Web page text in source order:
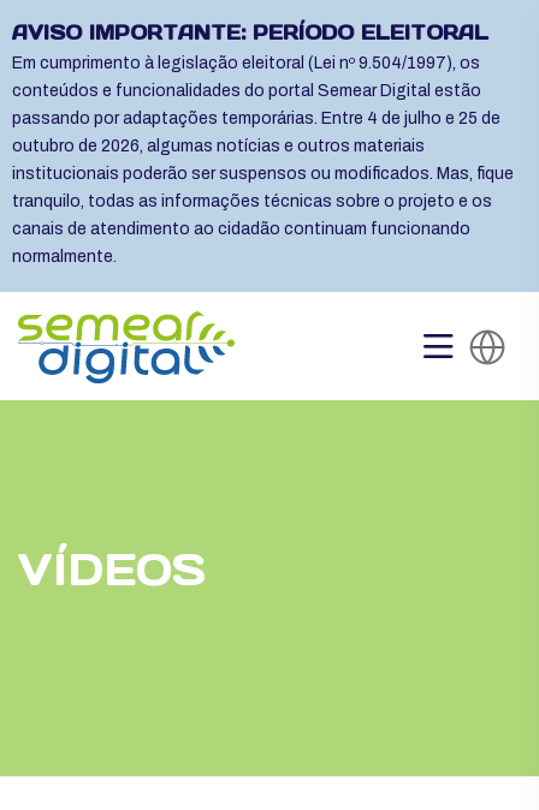
AVISO IMPORTANTE: PERÍODO ELEITORAL
Em cumprimento à legislação eleitoral (Lei nº 9.504/1997), os
conteúdos e funcionalidades do portal Semear Digital estão
passando por adaptações temporárias. Entre 4 de julho e 25 de
outubro de 2026, algumas notícias e outros materiais
institucionais poderão ser suspensos ou modificados. Mas, fique
tranquilo, todas as informações técnicas sobre o projeto e os
canais de atendimento ao cidadão continuam funcionando
normalmente.
VÍDEOS